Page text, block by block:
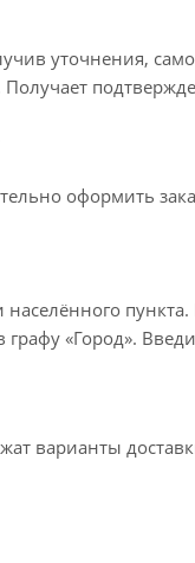
уточнения,
оформить
графу «Город».
варианты